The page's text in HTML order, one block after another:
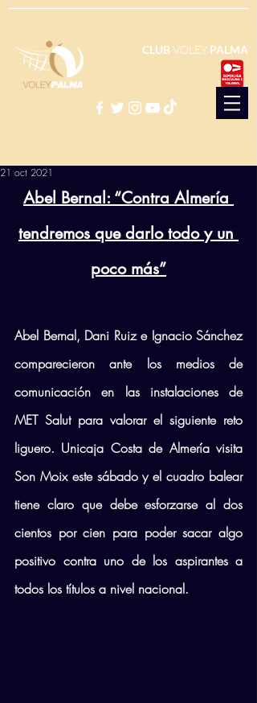
CLUBVOLEY PALMA
21 oct 2021
Abel Bernal: “Contra Almería
tendremos que darlo todo y un
poco más”
Abel Bernal, Dani Ruiz e Ignacio Sánchez
comparecieron ante los medios de
comunicación en las instalaciones de
MET Salut para valorar el siguiente reto
liguero. Unicaja Costa de Almería visita
Son Moix este sábado y el cuadro balear
tiene claro que debe esforzarse al dos
cientos por cien para poder sacar algo
positivo contra uno de los aspirantes a
todos los títulos a nivel nacional.